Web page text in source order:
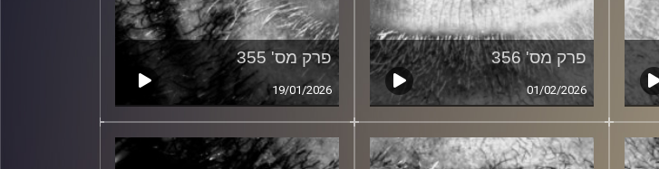
פרק מס' 356
01/02/2026
פרק מס' 355
19/01/2026